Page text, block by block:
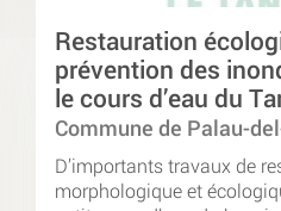
Restauration
prévention des
le cours d’eau du
Commune de Palau-
D’importants travaux de
morphologique et